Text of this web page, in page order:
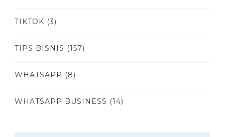
TIKTOK (3)
TIPS BISNIS (157)
WHATSAPP (8)
WHATSAPP BUSINESS (14)